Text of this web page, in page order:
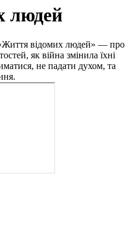
людей
відомих людей» — про
як війна змінила їхні
не падати духом, та